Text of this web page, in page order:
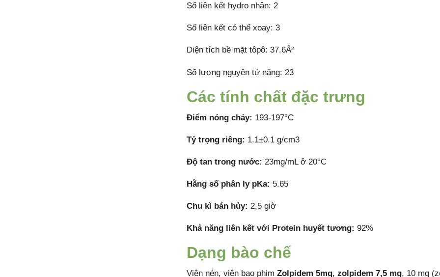
Số liên kết hydro nhận: 2
Số liên kết có thể xoay: 3
Diện tích bề mặt tôpô: 37.6Å²
Số lượng nguyên tử nặng: 23
Các tính chất đặc trưng
Điểm nóng chảy: 193-197°C
Tỷ trọng riêng: 1.1±0.1 g/cm3
Độ tan trong nước: 23mg/mL ở 20°C
Hằng số phân ly pKa: 5.65
Chu kì bán hủy: 2,5 giờ
Khả năng liên kết với Protein huyết tương: 92%
Dạng bào chế
Viên nén, viên bao phim Zolpidem 5mg, zolpidem 7,5 mg, 10 mg